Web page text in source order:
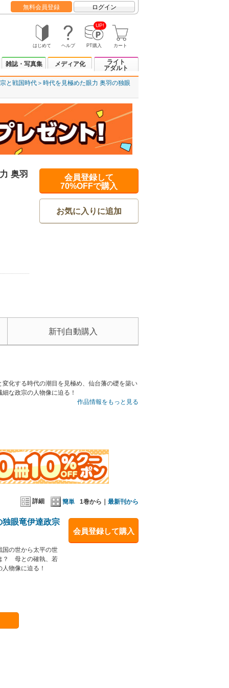
無料会員登録 ログイン
はじめて ヘルプ
UP!
PT購入 カート
雑誌・写真集 メディア化
ライト
アダルト
と戦国時代＞時代を見極めた眼力 奥羽の独眼
奥羽
会員登録して
70%OFFで購入
お気に入りに追加
新刊自動購入
化する時代の潮目を見極め、仙台藩の礎を築い
な政宗の人物像に迫る！
作品情報をもっと見る
詳細 簡単 1巻から｜ 最新刊から
会員登録して購入
独眼竜伊達政宗
国の世から太平の世
？ 母との確執、若
物像に迫る！